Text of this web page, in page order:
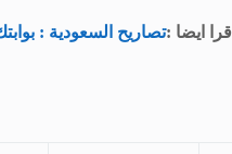
أقرا ايضا :تصاريح السعودية :